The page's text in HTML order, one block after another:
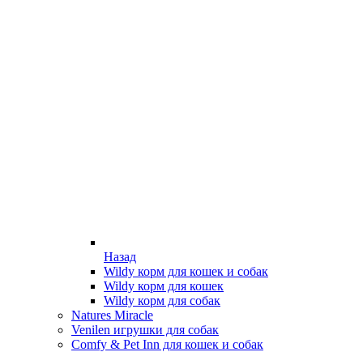
Назад
Wildy корм для кошек и собак
Wildy корм для кошек
Wildy корм для собак
Natures Miracle
Venilen игрушки для собак
Comfy & Pet Inn для кошек и собак